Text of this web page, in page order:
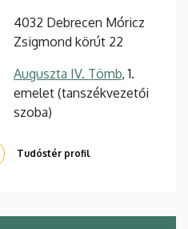
4032 Debrecen Móricz
Zsigmond körút 22
Auguszta IV. Tömb, 1.
emelet (tanszékvezetői
szoba)
Tudóstér profil